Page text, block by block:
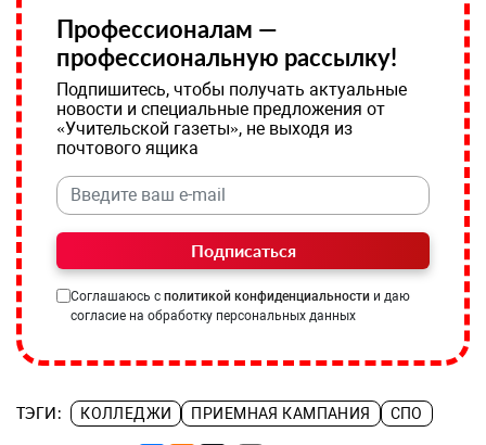
Профессионалам —
профессиональную рассылку!
Подпишитесь, чтобы получать актуальные
новости и специальные предложения от
«Учительской газеты», не выходя из
почтового ящика
Подписаться
Соглашаюсь с политикой конфиденциальности и даю
согласие на обработку персональных данных
ТЭГИ: КОЛЛЕДЖИ ПРИЕМНАЯ КАМПАНИЯ СПО